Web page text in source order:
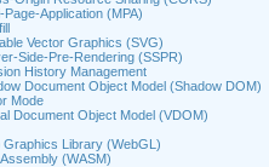
Page-Application (MPA)
Vector Graphics (SVG)
Side-Pre-Rendering (SSPR)
History Management
Document Object Model (Shadow DOM)
Mode
Document Object Model (VDOM)
Graphics Library (WebGL)
(WASM)